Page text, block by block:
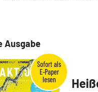
Ausgabe